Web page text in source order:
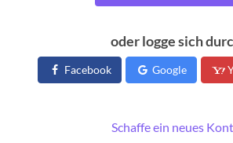
oder logge sich
Facebook Google
Schaffe ein neues